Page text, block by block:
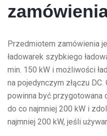
Przedmiotem zamówienia
ładowarek szybkiego
min. 150 kW i możliwości
na pojedynczym złączu
powinna być
do co najmniej 200 kW i
najmniej 200 kW, jeśli